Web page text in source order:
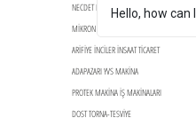
NECDET KAYNAKÇIOĞLU ORT
MİKRON MAKİNA
ARİFİYE İNCİLER İNSAAT TİCARET
ADAPAZARI YVS MAKİNA
PROTEK MAKİNA İŞ MAKİNALARI
DOST TORNA-TESVİYE
Hello, how can